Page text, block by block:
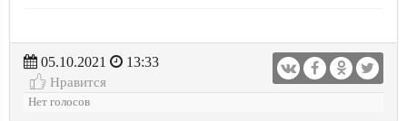
05.10.2021
13:33
Нравится
Нет голосов